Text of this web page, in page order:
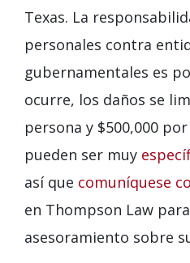
Texas. La
personales contra
gubernamentales es
ocurre, los daños se
persona y $500,000
pueden ser muy
así que comuníquese
en Thompson Law
asesoramiento sobre